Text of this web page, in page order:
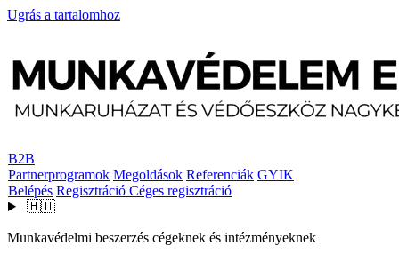
Ugrás a tartalomhoz
B2B
Partnerprogramok Megoldások Referenciák GYIK
Belépés Regisztráció Céges regisztráció
🇭🇺
Munkavédelmi beszerzés cégeknek és intézményeknek